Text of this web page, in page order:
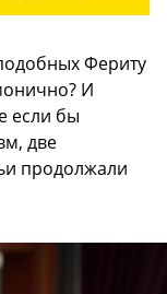
Фериту
И
если бы
две
продолжали